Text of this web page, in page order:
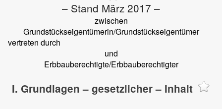
– Stand März 2017 –
zwischen
Grundstückseigentümerin/Grundstückseigentümer
vertreten durch
und
Erbbauberechtigte/Erbbauberechtigter
I. Grundlagen – gesetzlicher – Inhalt